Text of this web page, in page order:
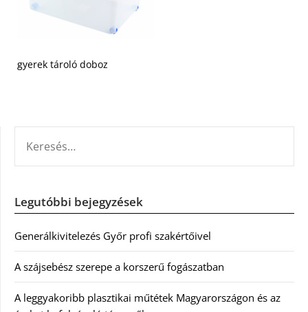
gyerek tároló doboz
Legutóbbi bejegyzések
Generálkivitelezés Győr profi szakértőivel
A szájsebész szerepe a korszerű fogászatban
A leggyakoribb plasztikai műtétek Magyarországon és az